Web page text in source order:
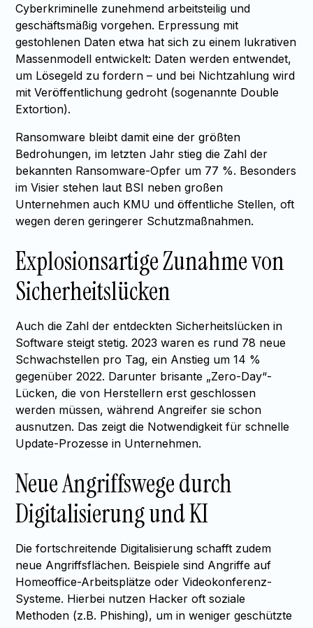
Cyberkriminelle zunehmend arbeitsteilig und
geschäftsmäßig vorgehen. Erpressung mit
gestohlenen Daten etwa hat sich zu einem lukrativen
Massenmodell entwickelt: Daten werden entwendet,
um Lösegeld zu fordern – und bei Nichtzahlung wird
mit Veröffentlichung gedroht (sogenannte Double
Extortion).
Ransomware bleibt damit eine der größten
Bedrohungen, im letzten Jahr stieg die Zahl der
bekannten Ransomware-Opfer um 77 %. Besonders
im Visier stehen laut BSI neben großen
Unternehmen auch KMU und öffentliche Stellen, oft
wegen deren geringerer Schutzmaßnahmen.
Explosionsartige Zunahme von
Sicherheitslücken
Auch die Zahl der entdeckten Sicherheitslücken in
Software steigt stetig. 2023 waren es rund 78 neue
Schwachstellen pro Tag, ein Anstieg um 14 %
gegenüber 2022. Darunter brisante „Zero-Day“-
Lücken, die von Herstellern erst geschlossen
werden müssen, während Angreifer sie schon
ausnutzen. Das zeigt die Notwendigkeit für schnelle
Update-Prozesse in Unternehmen.
Neue Angriffswege durch
Digitalisierung und KI
Die fortschreitende Digitalisierung schafft zudem
neue Angriffsflächen. Beispiele sind Angriffe auf
Homeoffice-Arbeitsplätze oder Videokonferenz-
Systeme. Hierbei nutzen Hacker oft soziale
Methoden (z.B. Phishing), um in weniger geschützte